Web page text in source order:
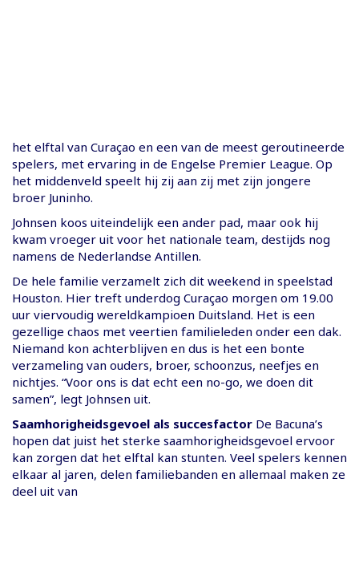
het elftal van Curaçao en een van de meest geroutineerde
spelers, met ervaring in de Engelse Premier League. Op
het middenveld speelt hij zij aan zij met zijn jongere
broer Juninho.
Johnsen koos uiteindelijk een ander pad, maar ook hij
kwam vroeger uit voor het nationale team, destijds nog
namens de Nederlandse Antillen.
De hele familie verzamelt zich dit weekend in speelstad
Houston. Hier treft underdog Curaçao morgen om 19.00
uur viervoudig wereldkampioen Duitsland. Het is een
gezellige chaos met veertien familieleden onder een dak.
Niemand kon achterblijven en dus is het een bonte
verzameling van ouders, broer, schoonzus, neefjes en
nichtjes. “Voor ons is dat echt een no-go, we doen dit
samen”, legt Johnsen uit.
Saamhorigheidsgevoel als succesfactor De Bacuna’s
hopen dat juist het sterke saamhorigheidsgevoel ervoor
kan zorgen dat het elftal kan stunten. Veel spelers kennen
elkaar al jaren, delen familiebanden en allemaal maken ze
deel uit van